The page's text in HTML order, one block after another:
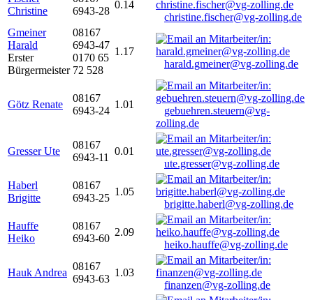
Christine
6943-28
0.14
christine.fischer@vg-zolling.de
Gmeiner
Harald
Erster
Bürgermeister
08167
6943-47
0170 65
72 528
1.17
harald.gmeiner@vg-zolling.de
Götz Renate
08167
6943-24
1.01
gebuehren.steuern@vg-
zolling.de
Gresser Ute
08167
6943-11
0.01
ute.gresser@vg-zolling.de
Haberl
Brigitte
08167
6943-25
1.05
brigitte.haberl@vg-zolling.de
Hauffe
Heiko
08167
6943-60
2.09
heiko.hauffe@vg-zolling.de
Hauk Andrea
08167
6943-63
1.03
finanzen@vg-zolling.de